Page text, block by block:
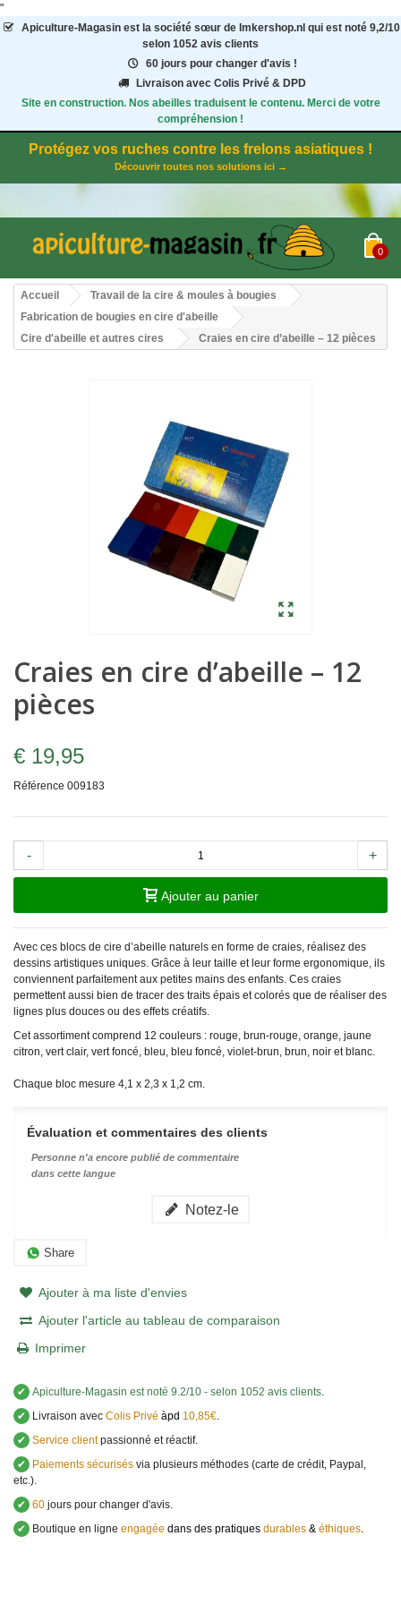
"
Apiculture-Magasinest la société sœur de Imkershop.nl qui est noté 9,2/10
selon 1052 avis clients
60 jours pour changer d'avis !
Livraison avec Colis Privé & DPD
Site en construction. Nos abeilles traduisent le contenu. Merci de votre
compréhension !
Protégez vos ruches contre les frelons asiatiques !
Découvrir toutes nos solutions ici →
0
Accueil
Travail de la cire & moules à bougies
Fabrication de bougies en cire d'abeille
Cire d'abeille et autres cires
Craies en cire d’abeille – 12 pièces
Craies en cire d’abeille – 12
pièces
€ 19,95
Référence 009183
- +
Ajouter au panier
Avec ces blocs de cire d’abeille naturels en forme de craies, réalisez des
dessins artistiques uniques. Grâce à leur taille et leur forme ergonomique, ils
conviennent parfaitement aux petites mains des enfants. Ces craies
permettent aussi bien de tracer des traits épais et colorés que de réaliser des
lignes plus douces ou des effets créatifs.
Cet assortiment comprend 12 couleurs : rouge, brun-rouge, orange, jaune
citron, vert clair, vert foncé, bleu, bleu foncé, violet-brun, brun, noir et blanc.
Chaque bloc mesure 4,1 x 2,3 x 1,2 cm.
Évaluation et commentaires des clients
Personne n'a encore publié de commentaire
dans cette langue
Notez-le
Share
Ajouter à ma liste d'envies
Ajouter l'article au tableau de comparaison
Imprimer
✔ Apiculture-Magasin est noté 9.2/10 - selon 1052 avis clients.
✔
Livraison avec Colis Privé àpd 10,85€.
✔ Service clientpassionné et réactif.
✔
Paiements sécurisés via plusieurs méthodes (carte de crédit, Paypal,
etc.).
✔ 60 jours pour changer d'avis.
✔
Boutique en ligne engagée dans des pratiques durables & éthiques.